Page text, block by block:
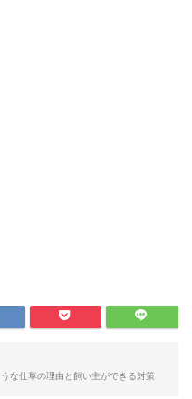
な仕草の理由と飼い主ができる対策